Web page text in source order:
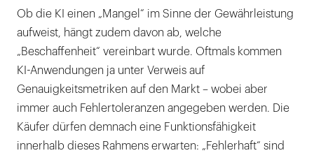
Ob die KI einen „Mangel“ im Sinne der Gewährleistung
aufweist, hängt zudem davon ab, welche
„Beschaffenheit“ vereinbart wurde. Oftmals kommen
KI-Anwendungen ja unter Verweis auf
Genauigkeitsmetriken auf den Markt – wobei aber
immer auch Fehlertoleranzen angegeben werden. Die
Käufer dürfen demnach eine Funktionsfähigkeit
innerhalb dieses Rahmens erwarten: „Fehlerhaft“ sind